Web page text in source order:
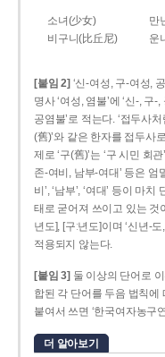
소녀(少女) 만
비구니(比丘尼)
운
[붙임 2] ‘신-여성, 구-여성,
명사 ‘여성, 염불’에 ‘신-, 구
공염불’로 적는다. ‘접두사
(舊)’와 같은 한자를 접두사
제로 ‘구(舊)’는 ‘구 시민 회
존­-여비, 남부-­여대’ 등은 엄
비’, ‘남부’, ‘여대’ 등이 마
태로 굳어져 쓰이고 있는 것
년도], [구ː년도]이며 ‘신년­-
적용되지 않는다.
[붙임 3] 둘 이상의 단어로
합된 각 단어를 두음 법칙에
붙여서 쓰면 ‘한국여자농구
더 알아보기